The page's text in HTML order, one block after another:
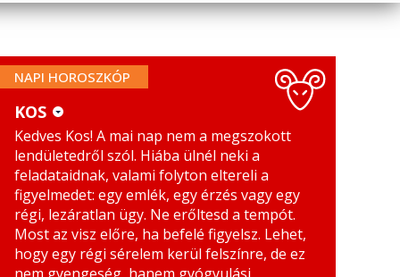
NAPI HOROSZKÓP
KOS
BIKA
IKREK
RÁK
MÉRLEG
SKORPIÓ
NYILAS
BAK
KOS
Kedves Kos! A mai nap nem a megszokott
lendületedről szól. Hiába ülnél neki a
feladataidnak, valami folyton eltereli a
figyelmedet: egy emlék, egy érzés vagy egy
régi, lezáratlan ügy. Ne erőltesd a tempót.
Most az visz előre, ha befelé figyelsz. Lehet,
hogy egy régi sérelem kerül felszínre, de ez